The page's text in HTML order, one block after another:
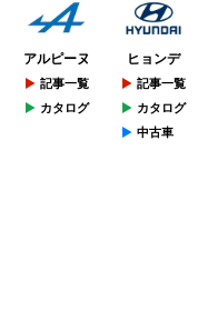
アルピーヌ
記事一覧
カタログ
ヒョンデ
記事一覧
カタログ
中古車